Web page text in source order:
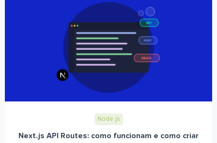
Node.js
Next.js API Routes: como funcionam e como criar